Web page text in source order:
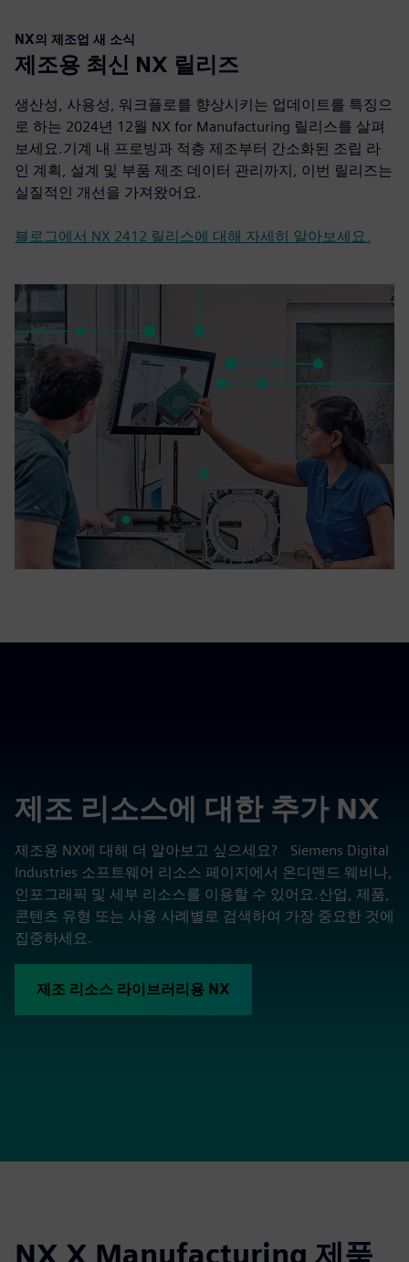
NX의 제조업 새 소식
제조용 최신 NX 릴리즈
생산성, 사용성, 워크플로를 향상시키는 업데이트를 특징으
로 하는 2024년 12월 NX for Manufacturing 릴리스를 살펴
보세요.기계 내 프로빙과 적층 제조부터 간소화된 조립 라
인 계획, 설계 및 부품 제조 데이터 관리까지, 이번 릴리즈는
실질적인 개선을 가져왔어요.
블로그에서 NX 2412 릴리스에 대해 자세히 알아보세요.
제조 리소스에 대한 추가 NX
제조용 NX에 대해 더 알아보고 싶으세요? Siemens Digital
Industries 소프트웨어 리소스 페이지에서 온디맨드 웨비나,
인포그래픽 및 세부 리소스를 이용할 수 있어요.산업, 제품,
콘텐츠 유형 또는 사용 사례별로 검색하여 가장 중요한 것에
집중하세요.
제조 리소스 라이브러리용 NX
NX X Manufacturing 제품